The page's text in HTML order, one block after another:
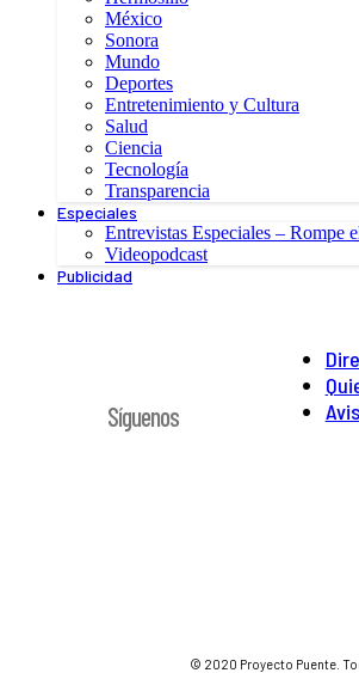
México
Sonora
Mundo
Deportes
Entretenimiento y Cultura
Salud
Ciencia
Tecnología
Transparencia
Especiales
Entrevistas Especiales – Rompe
Videopodcast
Publicidad
Síguenos
© 2020 Proyecto Puente.